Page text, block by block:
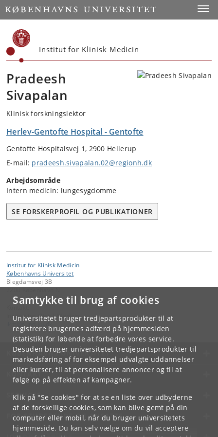
Samtykke til brug af cookies
Universitetet bruger tredjepartsprodukter til at
registrere brugernes adfærd på hjemmesiden
(statistik) for løbende at forbedre vores service.
Desuden bruger universitetet tredjepartsprodukter til
markedsføring af for eksempel udvalgte uddannelser
eller kurser, til at personalisere annoncer og til at
følge op på effekten af kampagner.
Klik på "Se cookies" for at se en liste over udbyderne
af de forskellige cookies, som kan blive gemt på din
computer eller mobil, når du bruger universitetets
hjemmeside. Du kan selv vælge om du vil acceptere
Start
Institut for Klinisk Medicin
Pradeesh
Sivapalan
Klinisk forskningslektor
Herlev-Gentofte Hospital - Gentofte
Gentofte Hospitalsvej 1, 2900 Hellerup
E-mail: pradeesh.sivapalan.02@regionh.dk
Arbejdsområde
Intern medicin: lungesygdomme
SE FORSKERPROFIL OG PUBLIKATIONER
Institut for Klinisk Medicin
Københavns Universitet
Blegdamsvej 3B
Institut for Klinisk Medicin
KØBENHAVNS UNIVERSITET
KONTAKT
SERVICES
FOR STUDERENDE OG ANSATTE